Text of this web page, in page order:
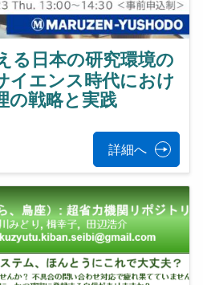
る日本の研究環境の
イエンス時代におけ
の戦略と実践
詳細へ